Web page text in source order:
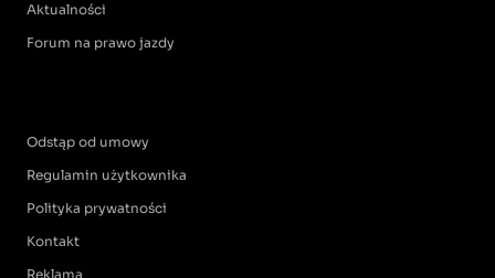
Aktualności
Forum na prawo jazdy
Odstąp od umowy
Regulamin użytkownika
Polityka prywatności
Kontakt
Reklama